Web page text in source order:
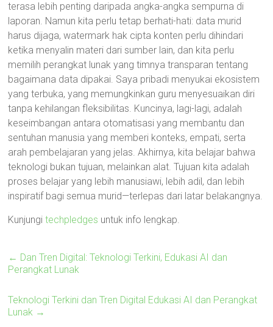
terasa lebih penting daripada angka-angka sempurna di
laporan. Namun kita perlu tetap berhati-hati: data murid
harus dijaga, watermark hak cipta konten perlu dihindari
ketika menyalin materi dari sumber lain, dan kita perlu
memilih perangkat lunak yang timnya transparan tentang
bagaimana data dipakai. Saya pribadi menyukai ekosistem
yang terbuka, yang memungkinkan guru menyesuaikan diri
tanpa kehilangan fleksibilitas. Kuncinya, lagi-lagi, adalah
keseimbangan antara otomatisasi yang membantu dan
sentuhan manusia yang memberi konteks, empati, serta
arah pembelajaran yang jelas. Akhirnya, kita belajar bahwa
teknologi bukan tujuan, melainkan alat. Tujuan kita adalah
proses belajar yang lebih manusiawi, lebih adil, dan lebih
inspiratif bagi semua murid—terlepas dari latar belakangnya.
Kunjungitechpledges untuk info lengkap.
← Dan Tren Digital: Teknologi Terkini, Edukasi AI dan
Perangkat Lunak
Teknologi Terkini dan Tren Digital Edukasi AI dan Perangkat
Lunak →